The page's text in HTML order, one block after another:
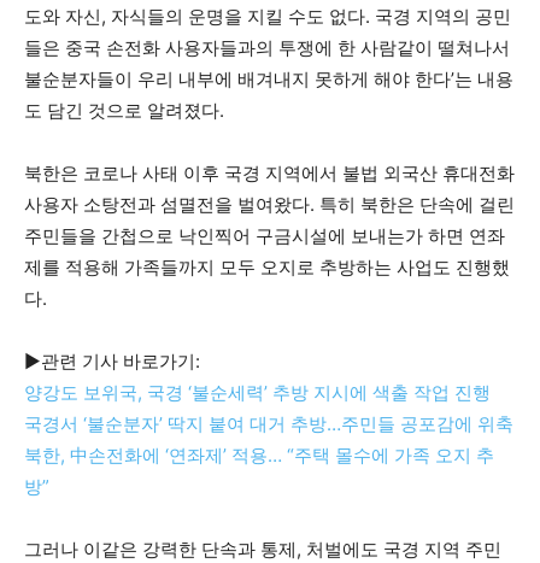
도와 자신, 자식들의 운명을 지킬 수도 없다. 국경 지역의 공민
들은 중국 손전화 사용자들과의 투쟁에 한 사람같이 떨쳐나서
불순분자들이 우리 내부에 배겨내지 못하게 해야 한다’는 내용
도 담긴 것으로 알려졌다.
북한은 코로나 사태 이후 국경 지역에서 불법 외국산 휴대전화
사용자 소탕전과 섬멸전을 벌여왔다. 특히 북한은 단속에 걸린
주민들을 간첩으로 낙인찍어 구금시설에 보내는가 하면 연좌
제를 적용해 가족들까지 모두 오지로 추방하는 사업도 진행했
다.
▶관련 기사 바로가기:
양강도 보위국, 국경 ‘불순세력’ 추방 지시에 색출 작업 진행
국경서 ‘불순분자’ 딱지 붙여 대거 추방…주민들 공포감에 위축
북한, 中손전화에 ‘연좌제’ 적용… “주택 몰수에 가족 오지 추
방”
그러나 이같은 강력한 단속과 통제, 처벌에도 국경 지역 주민